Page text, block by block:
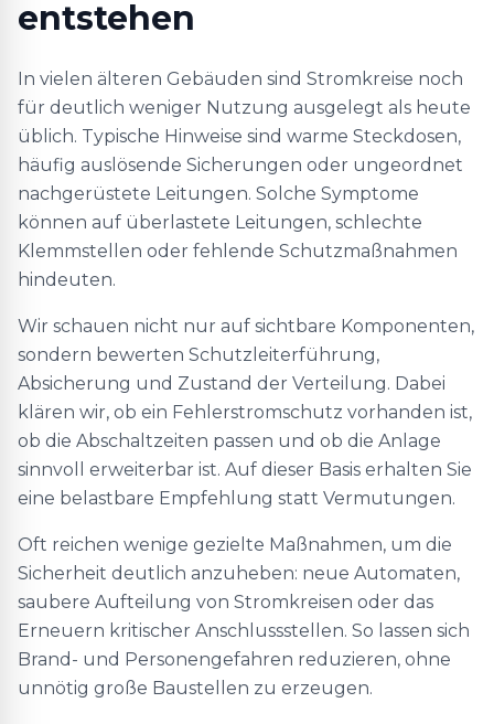
entstehen
In vielen älteren Gebäuden sind Stromkreise noch
für deutlich weniger Nutzung ausgelegt als heute
üblich. Typische Hinweise sind warme Steckdosen,
häufig auslösende Sicherungen oder ungeordnet
nachgerüstete Leitungen. Solche Symptome
können auf überlastete Leitungen, schlechte
Klemmstellen oder fehlende Schutzmaßnahmen
hindeuten.
Wir schauen nicht nur auf sichtbare Komponenten,
sondern bewerten Schutzleiterführung,
Absicherung und Zustand der Verteilung. Dabei
klären wir, ob ein Fehlerstromschutz vorhanden ist,
ob die Abschaltzeiten passen und ob die Anlage
sinnvoll erweiterbar ist. Auf dieser Basis erhalten Sie
eine belastbare Empfehlung statt Vermutungen.
Oft reichen wenige gezielte Maßnahmen, um die
Sicherheit deutlich anzuheben: neue Automaten,
saubere Aufteilung von Stromkreisen oder das
Erneuern kritischer Anschlussstellen. So lassen sich
Brand- und Personengefahren reduzieren, ohne
unnötig große Baustellen zu erzeugen.